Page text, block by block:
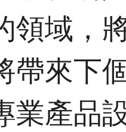
領域，
帶來下
業產品